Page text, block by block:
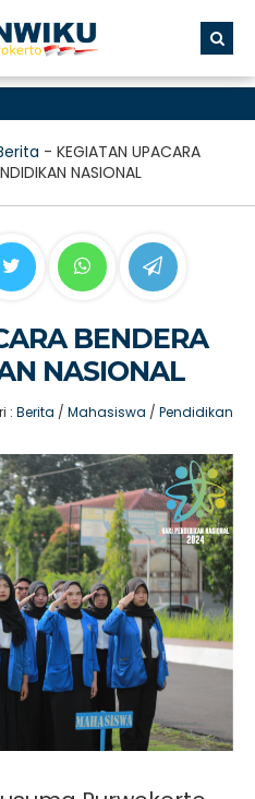
- KEGIATAN UPACARA
NASIONAL
BENDERA
NASIONAL
: Berita / Mahasiswa / Pendidikan